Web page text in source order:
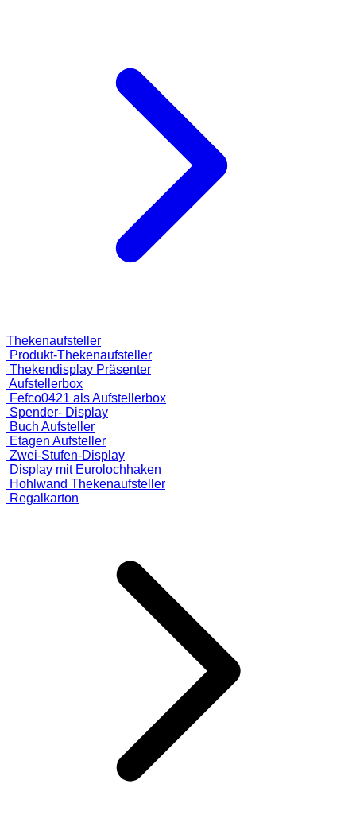
Thekenaufsteller
Produkt-Thekenaufsteller
Thekendisplay Präsenter
Aufstellerbox
Fefco0421 als Aufstellerbox
Spender- Display
Buch Aufsteller
Etagen Aufsteller
Zwei-Stufen-Display
Display mit Eurolochhaken
Hohlwand Thekenaufsteller
Regalkarton